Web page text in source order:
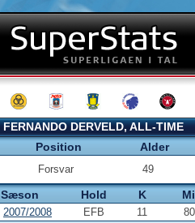
FERNANDO DERVELD, ALL-TIME
Position
Alder
Forsvar 49
Sæson Hold K
2007/2008 EFB 11